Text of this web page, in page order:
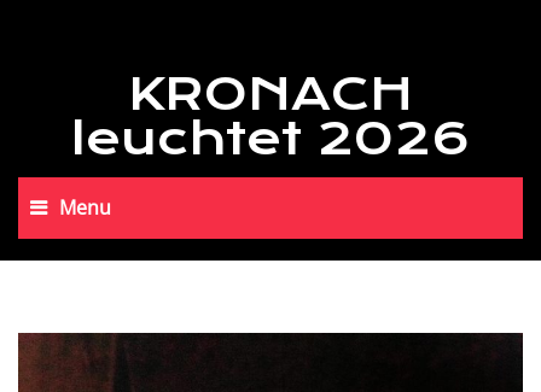
KRONACH
leuchtet 2026
Menu